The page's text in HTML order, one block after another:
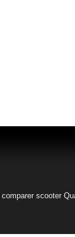
comparer scooter